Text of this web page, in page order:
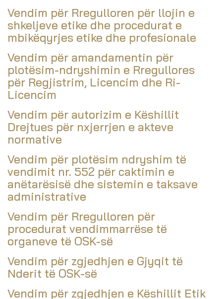
Vendim për Rregulloren për llojin e
shkeljeve etike dhe procedurat e
mbikëqyrjes etike dhe profesionale
Vendim për amandamentin për
plotësim-ndryshimin e Rregullores
për Regjistrim, Licencim dhe Ri-
Licencim
Vendim për autorizim e Këshillit
Drejtues për nxjerrjen e akteve
normative
Vendim për plotësim ndryshim të
vendimit nr. 552 për caktimin e
anëtarësisë dhe sistemin e taksave
administrative
Vendim për Rregulloren për
procedurat vendimmarrëse të
organeve të OSK-së
Vendim për zgjedhjen e Gjyqit të
Nderit të OSK-së
Vendim për zgjedhjen e Këshillit Etik